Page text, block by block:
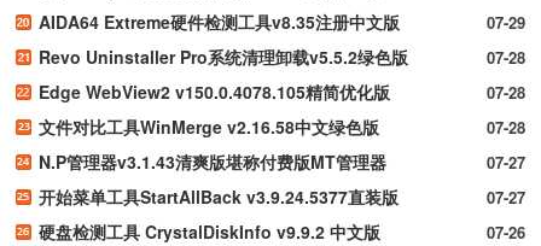
07-29
AIDA64 Extreme硬件检测工具v8.35注册中文版
07-28
Revo Uninstaller Pro系统清理卸载v5.5.2绿色版
07-28
Edge WebView2 v150.0.4078.105精简优化版
07-28
文件对比工具WinMerge v2.16.58中文绿色版
07-27
N.P管理器v3.1.43清爽版堪称付费版MT管理器
07-27
开始菜单工具StartAllBack v3.9.24.5377直装版
07-26
硬盘检测工具 CrystalDiskInfo v9.9.2 中文版